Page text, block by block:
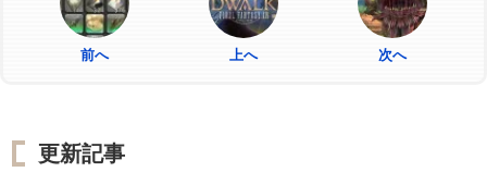
前へ 上へ 次へ
更新記事